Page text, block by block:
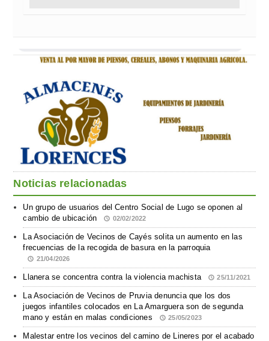
Noticias relacionadas
Un grupo de usuarios del Centro Social de Lugo se oponen al
cambio de ubicación
02/02/2022
La Asociación de Vecinos de Cayés solita un aumento en las
frecuencias de la recogida de basura en la parroquia
21/04/2026
Llanera se concentra contra la violencia machista 25/11/2021
La Asociación de Vecinos de Pruvia denuncia que los dos
juegos infantiles colocados en La Amarguera son de segunda
mano y están en malas condiciones
25/05/2023
Malestar entre los vecinos del camino de Lineres por el acabado